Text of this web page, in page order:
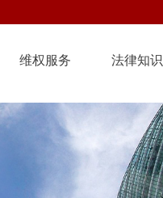
维权服务 法律知识